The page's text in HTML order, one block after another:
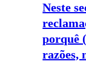
Neste
porquê
razões,